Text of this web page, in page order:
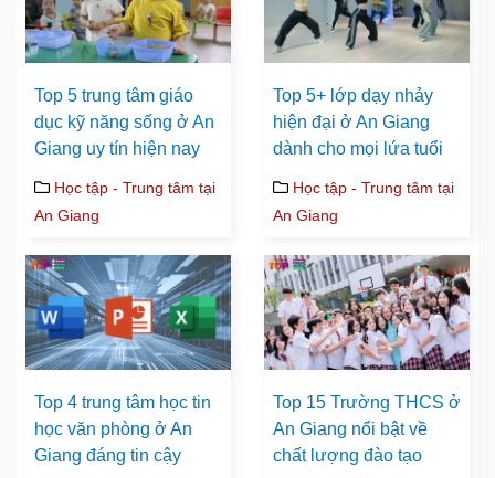
Top 5 trung tâm giáo
dục kỹ năng sống ở An
Giang uy tín hiện nay
Học tập - Trung tâm tại
An Giang
Top 5+ lớp dạy nhảy
hiện đại ở An Giang
dành cho mọi lứa tuổi
Học tập - Trung tâm tại
An Giang
Top 4 trung tâm học tin
học văn phòng ở An
Giang đáng tin cậy
Top 15 Trường THCS ở
An Giang nổi bật về
chất lượng đào tạo